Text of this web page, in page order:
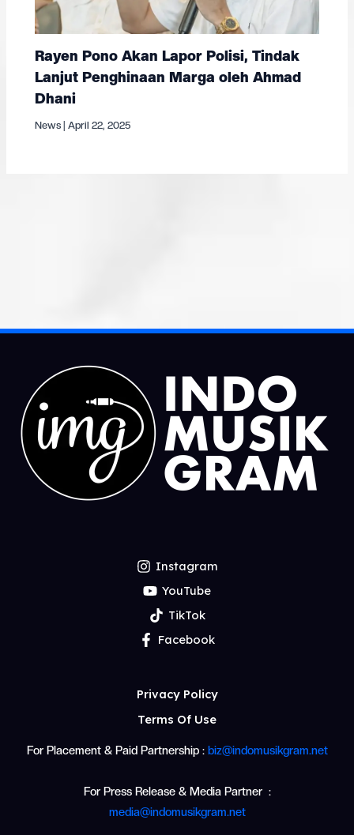
Rayen Pono Akan Lapor Polisi, Tindak
Lanjut Penghinaan Marga oleh Ahmad
Dhani
News |April 22, 2025
Instagram
YouTube
TikTok
Facebook
Privacy Policy
Terms Of Use
For Placement & Paid Partnership : biz@indomusikgram.net
For Press Release & Media Partner :
media@indomusikgram.net